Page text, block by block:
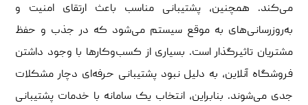
می‌کند. همچنین، پشتیبانی مناسب باعث ارتقای امنیت و
به‌روزرسانی‌های به موقع سیستم می‌شود که در جذب و حفظ
مشتریان تاثیرگذار است. بسیاری از کسب‌وکارها با وجود داشتن
فروشگاه آنلاین، به دلیل نبود پشتیبانی حرفه‌ای دچار مشکلات
جدی می‌شوند. بنابراین، انتخاب یک سامانه با خدمات پشتیبانی